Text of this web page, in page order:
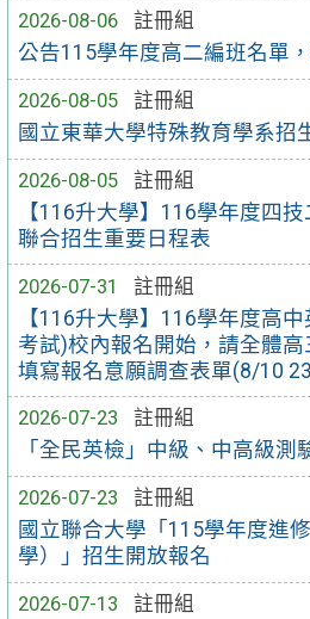
2026-08-06
註冊組
公告115學年度高二編班名單
2026-08-05
註冊組
國立東華大學特殊教育學系招
2026-08-05
註冊組
【116升大學】116學年度四
聯合招生重要日程表
2026-07-31
註冊組
【116升大學】116學年度高
考試)校內報名開始，請全體
填寫報名意願調查表單(8/10
2026-07-23
註冊組
「全民英檢」中級、中高級測
2026-07-23
註冊組
國立聯合大學「115學年度進
學）」招生開放報名
2026-07-13
註冊組